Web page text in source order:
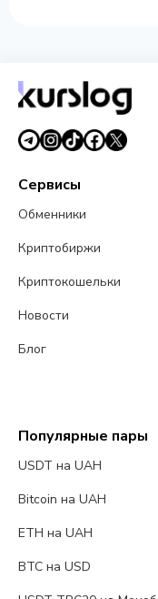
Сервисы
Обменники
Криптобиржи
Криптокошельки
Новости
Блог
Популярные пары
USDT на UAH
Bitcoin на UAH
ETH на UAH
BTC на USD